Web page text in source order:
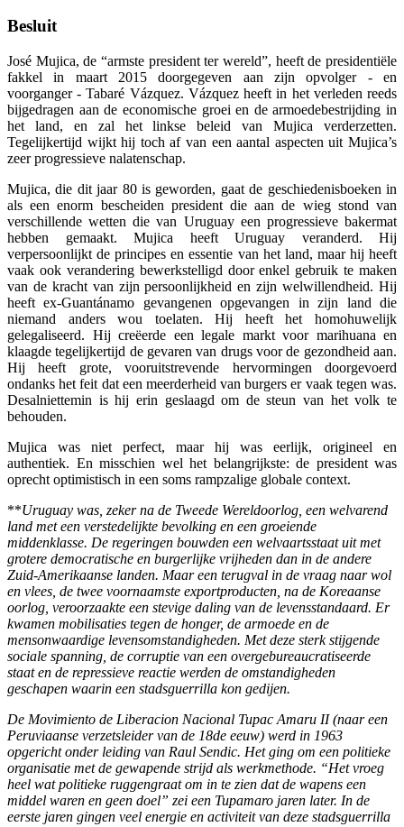
Besluit
José Mujica, de “armste president ter wereld”, heeft de presidentiële
fakkel in maart 2015 doorgegeven aan zijn opvolger - en
voorganger - Tabaré Vázquez. Vázquez heeft in het verleden reeds
bijgedragen aan de economische groei en de armoedebestrijding in
het land, en zal het linkse beleid van Mujica verderzetten.
Tegelijkertijd wijkt hij toch af van een aantal aspecten uit Mujica’s
zeer progressieve nalatenschap.
Mujica, die dit jaar 80 is geworden, gaat de geschiedenisboeken in
als een enorm bescheiden president die aan de wieg stond van
verschillende wetten die van Uruguay een progressieve bakermat
hebben gemaakt. Mujica heeft Uruguay veranderd. Hij
verpersoonlijkt de principes en essentie van het land, maar hij heeft
vaak ook verandering bewerkstelligd door enkel gebruik te maken
van de kracht van zijn persoonlijkheid en zijn welwillendheid. Hij
heeft ex-Guantánamo gevangenen opgevangen in zijn land die
niemand anders wou toelaten. Hij heeft het homohuwelijk
gelegaliseerd. Hij creëerde een legale markt voor marihuana en
klaagde tegelijkertijd de gevaren van drugs voor de gezondheid aan.
Hij heeft grote, vooruitstrevende hervormingen doorgevoerd
ondanks het feit dat een meerderheid van burgers er vaak tegen was.
Desalniettemin is hij erin geslaagd om de steun van het volk te
behouden.
Mujica was niet perfect, maar hij was eerlijk, origineel en
authentiek. En misschien wel het belangrijkste: de president was
oprecht optimistisch in een soms rampzalige globale context.
**Uruguay was, zeker na de Tweede Wereldoorlog, een welvarend
land met een verstedelijkte bevolking en een groeiende
middenklasse. De regeringen bouwden een welvaartsstaat uit met
grotere democratische en burgerlijke vrijheden dan in de andere
Zuid-Amerikaanse landen. Maar een terugval in de vraag naar wol
en vlees, de twee voornaamste exportproducten, na de Koreaanse
oorlog, veroorzaakte een stevige daling van de levensstandaard. Er
kwamen mobilisaties tegen de honger, de armoede en de
mensonwaardige levensomstandigheden. Met deze sterk stijgende
sociale spanning, de corruptie van een overgebureaucratiseerde
staat en de repressieve reactie werden de omstandigheden
geschapen waarin een stadsguerrilla kon gedijen.
De Movimiento de Liberacion Nacional Tupac Amaru II (naar een
Peruviaanse verzetsleider van de 18de eeuw) werd in 1963
opgericht onder leiding van Raul Sendic. Het ging om een politieke
organisatie met de gewapende strijd als werkmethode. “Het vroeg
heel wat politieke ruggengraat om in te zien dat de wapens een
middel waren en geen doel” zei een Tupamaro jaren later. In de
eerste jaren gingen veel energie en activiteit van deze stadsguerrilla